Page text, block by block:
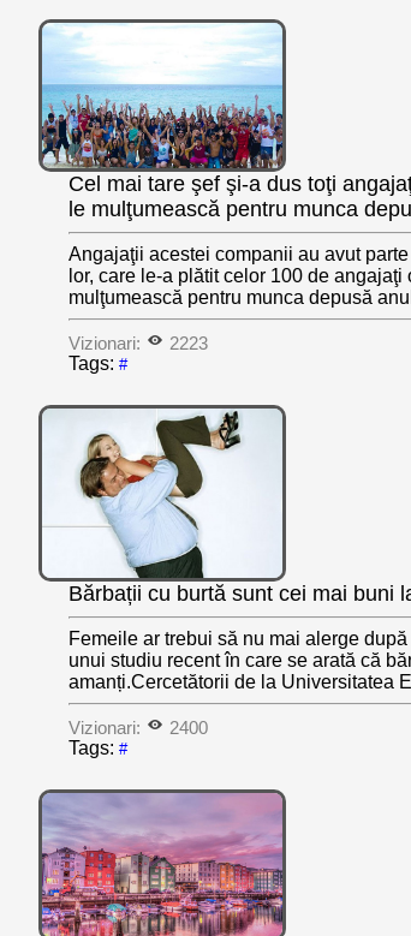
Cel mai tare şef şi-a dus toţi
le mulţumească pentru munca
Angajaţii acestei companii au avut
lor, care le-a plătit celor 100 de
mulţumească pentru munca depusă
Vizionari: 2223
Tags:#
Bărbații cu burtă sunt cei mai buni
Femeile ar trebui să nu mai alerge
unui studiu recent în care se arată că
amanți.Cercetătorii de la Universitatea
Vizionari: 2400
Tags:#